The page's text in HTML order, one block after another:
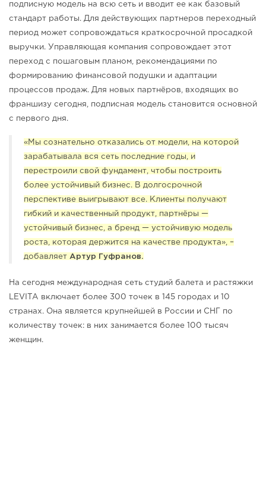
подписную модель на всю сеть и вводит ее как базовый
стандарт работы. Для действующих партнеров переходный
период может сопровождаться краткосрочной просадкой
выручки. Управляющая компания сопровождает этот
переход с пошаговым планом, рекомендациями по
формированию финансовой подушки и адаптации
процессов продаж. Для новых партнёров, входящих во
франшизу сегодня, подписная модель становится основной
с первого дня.
«Мы сознательно отказались от модели, на которой
зарабатывала вся сеть последние годы, и
перестроили свой фундамент, чтобы построить
более устойчивый бизнес. В долгосрочной
перспективе выигрывают все. Клиенты получают
гибкий и качественный продукт, партнёры —
устойчивый бизнес, а бренд — устойчивую модель
роста, которая держится на качестве продукта», –
добавляет Артур Гуфранов.
На сегодня международная сеть студий балета и растяжки
LEVITA включает более 300 точек в 145 городах и 10
странах. Она является крупнейшей в России и СНГ по
количеству точек: в них занимается более 100 тысяч
женщин.